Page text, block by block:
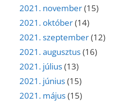
2021. november(15)
2021. október(14)
2021. szeptember(12)
2021. augusztus(16)
2021. július(13)
2021. június(15)
2021. május(15)